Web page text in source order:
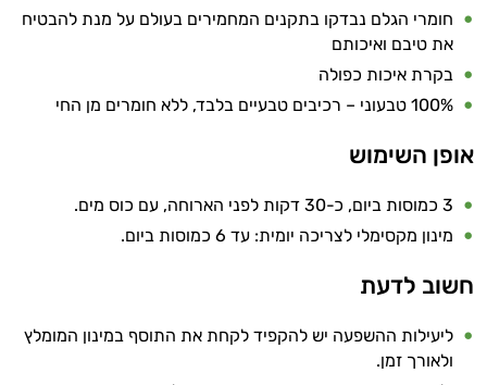
חומרי הגלם נבדקו בתקנים המחמירים בעולם על מנת להבטיח
את טיבם ואיכותם
בקרת איכות כפולה
100% טבעוני – רכיבים טבעיים בלבד, ללא חומרים מן החי
אופן השימוש
3 כמוסות ביום, כ-30 דקות לפני הארוחה, עם כוס מים.
מינון מקסימלי לצריכה יומית: עד 6 כמוסות ביום.
חשוב לדעת
ליעילות ההשפעה יש להקפיד לקחת את התוסף במינון המומלץ
ולאורך זמן.